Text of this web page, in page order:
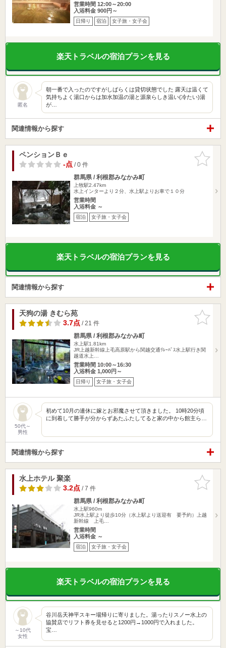
営業時間 12:00～20:00
入浴料金 900円～
日帰り 宿泊 女子旅・女子会
楽天トラベルの宿泊プランを見る
匿名
朝一番で入ったのですがしばらくは貸切状態でした 露天は温くて
気持ちよく湯口からは加水加温の湯と源泉らしき温い(冷たい)湯
が…
関連情報から探す
お気に入
りに追加
ペンションＢｅ
-点/ 0 件
群馬県 / 利根郡みなかみ町
上牧駅2.47km
水上インターより２分、水上駅よりお車で１０分
営業時間
入浴料金 ～
宿泊 女子旅・女子会
楽天トラベルの宿泊プランを見る
関連情報から探す
お気に入
りに追加
天狗の湯 きむら苑
3.7点/ 21 件
群馬県 / 利根郡みなかみ町
水上駅1.81km
JR上越新幹線上毛高原駅から関越交通ﾘﾚｰﾊﾞｽ水上駅行き関
越道水上…
営業時間 10:00～16:30
入浴料金 1,000円～
日帰り 女子旅・女子会
50代～
男性
初めて10月の連休に嫁とお邪魔させて頂きました。 10時20分頃
に到着して勝手が分からずあたふたしてると家の中から館主ら…
関連情報から探す
お気に入
りに追加
水上ホテル 聚楽
3.2点/ 7 件
群馬県 / 利根郡みなかみ町
水上駅960m
JR水上駅より徒歩10分（水上駅より送迎有 要予約）上越
新幹線 上毛…
営業時間
入浴料金 ～
宿泊 女子旅・女子会
楽天トラベルの宿泊プランを見る
～10代
女性
谷川岳天神平スキー場帰りに寄りました。湯ったりスノー水上の
協賛店でリフト券を見せると1200円→1000円で入れました。
宝…